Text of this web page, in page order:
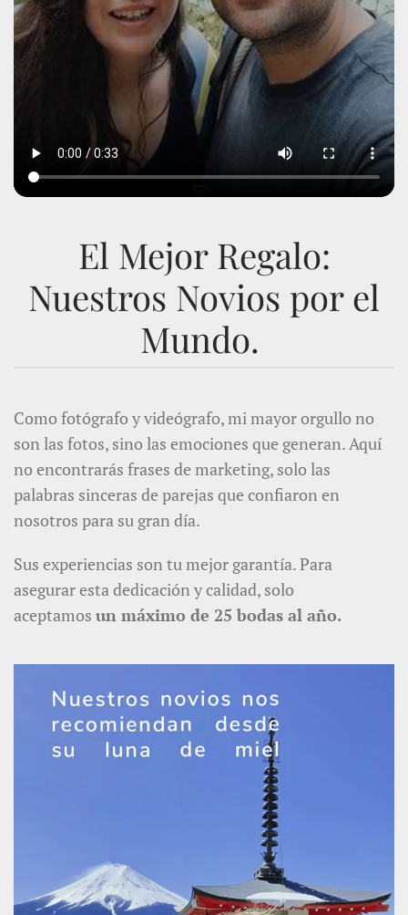
El Mejor Regalo:
Nuestros Novios por el
Mundo.
Como fotógrafo y videógrafo, mi mayor orgullo no
son las fotos, sino las emociones que generan. Aquí
no encontrarás frases de marketing, solo las
palabras sinceras de parejas que confiaron en
nosotros para su gran día.
Sus experiencias son tu mejor garantía. Para
asegurar esta dedicación y calidad, solo
aceptamos un máximo de 25 bodas al año.